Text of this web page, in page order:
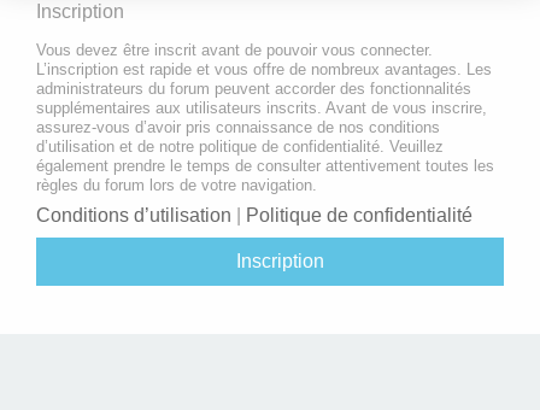
Inscription
Vous devez être inscrit avant de pouvoir vous connecter.
L’inscription est rapide et vous offre de nombreux avantages. Les
administrateurs du forum peuvent accorder des fonctionnalités
supplémentaires aux utilisateurs inscrits. Avant de vous inscrire,
assurez-vous d’avoir pris connaissance de nos conditions
d’utilisation et de notre politique de confidentialité. Veuillez
également prendre le temps de consulter attentivement toutes les
règles du forum lors de votre navigation.
Conditions d’utilisation Politique de confidentialité
Inscription